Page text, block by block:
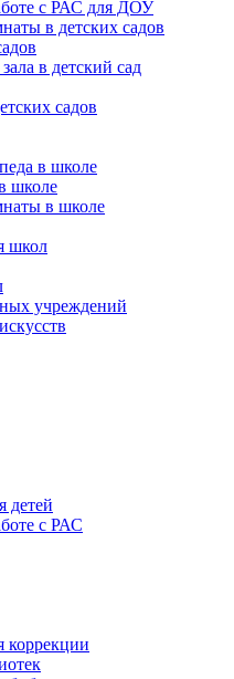
с РАС для ДОУ
в детских садов
в детский сад
садов
в школе
школе
в школе
школ
учреждений
детей
с РАС
коррекции